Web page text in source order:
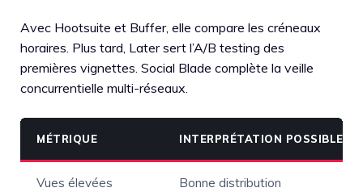
Avec Hootsuite et Buffer, elle compare les créneaux
horaires. Plus tard, Later sert l’A/B testing des
premières vignettes. Social Blade complète la veille
concurrentielle multi-réseaux.
MÉTRIQUE INTERPRÉTATION POSSIBLE
Vues élevées Bonne distribution